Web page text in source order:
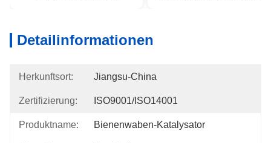
Detailinformationen
Herkunftsort: Jiangsu-China
Zertifizierung: ISO9001/ISO14001
Produktname: Bienenwaben-Katalysator